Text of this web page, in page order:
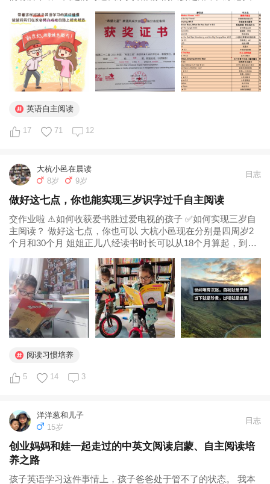
记三年英语自鸡之路》 https...
英语自主阅读
17 71 12
大杭小邑在晨读
8岁
9岁
日志
做好这七点，你也能实现三岁识字过千自主阅读
交作业啦 ⚠️如何收获爱书胜过爱电视的孩子 ✅如何实现三岁自
主阅读？ 做好这七点，你也可以 大杭小邑现在分别是四周岁2
个月和30个月 姐姐正儿八经读书时长可以从18个月算起，到三
更少 但她们两现在都有一个蜜汁热爱的兴趣 就是“看书、看书、
还是...
阅读习惯培养
5 14 3
洋洋葱和儿子
15岁
日志
创业妈妈和娃一起走过的中英文阅读启蒙、自主阅读培
养之路
孩子英语学习这件事情上，孩子爸爸处于管不了的状态。 我本